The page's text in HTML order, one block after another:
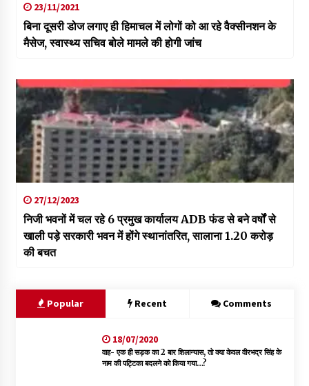
23/11/2021
बिना दूसरी डोज लगाए ही हिमाचल में लोगों को आ रहे वैक्सीनशन के
मैसेज, स्वास्थ्य सचिव बोले मामले की होगी जांच
27/12/2023
निजी भवनों में चल रहे 6 प्रमुख कार्यालय ADB फंड से बने वर्षों से
खाली पड़े सरकारी भवन में होंगे स्थानांतरित, सालाना 1.20 करोड़
की बचत
Popular Recent Comments
18/07/2020
वाह- एक ही सड़क का 2 बार शिलान्यास, तो क्या केवल वीरभद्र सिंह के
नाम की पट्टिका बदलने को किया गया…?